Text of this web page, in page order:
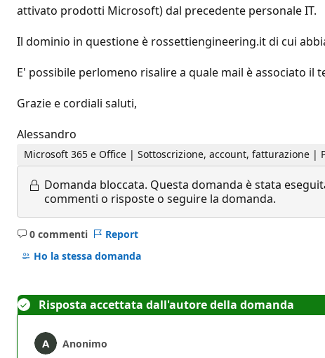
attivato prodotti Microsoft) dal precedente personale IT.
Il dominio in questione è rossettiengineering.it di cui
E' possibile perlomeno risalire a quale mail è associato il
Grazie e cordiali saluti,
Alessandro
Microsoft 365 e Office | Sottoscrizione, account, fatturazione |
Domanda bloccata. Questa domanda è stata
commenti o risposte o seguire la domanda.
0 commenti
Nessun
commento
Report
Ho la stessa domanda
Risposta accettata dall'autore della domanda
Anonimo